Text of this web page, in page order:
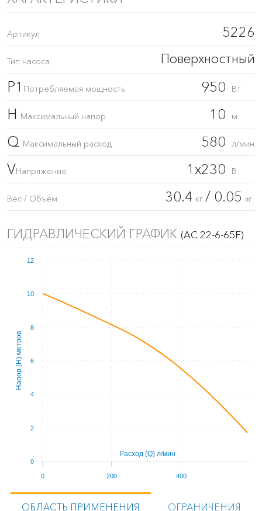
Артикул 5226
Тип насоса Поверхностный
P1 Потребляемая мощность 950 Вт
H Максимальный напор 10 м
Q Максимальный расход 580 л/мин
VНапряжение 1x230 В
Вес / Объём 30.4 кг / 0.05 ㎥
ГИДРАВЛИЧЕСКИЙ ГРАФИК (AC 22-6-65F)
Расход (Q) л/мин
Напор (Н) метров
0 200 400
0
2
4
6
8
10
12
ОБЛАСТЬ ПРИМЕНЕНИЯ ОГРАНИЧЕНИЯ